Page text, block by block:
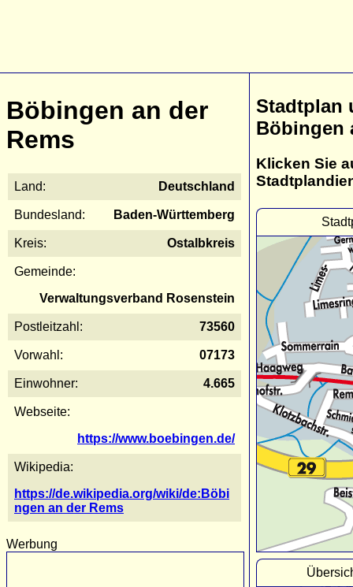
Böbingen an der
Rems
Land: Deutschland
Bundesland: Baden-Württemberg
Kreis: Ostalbkreis
Gemeinde:
Verwaltungsverband Rosenstein
Postleitzahl: 73560
Vorwahl: 07173
Einwohner: 4.665
Webseite:
https://www.boebingen.de/
Wikipedia:
https://de.wikipedia.org/wiki/de:Böbi
ngen an der Rems
Werbung
Stadtplan
Böbingen
Klicken Sie